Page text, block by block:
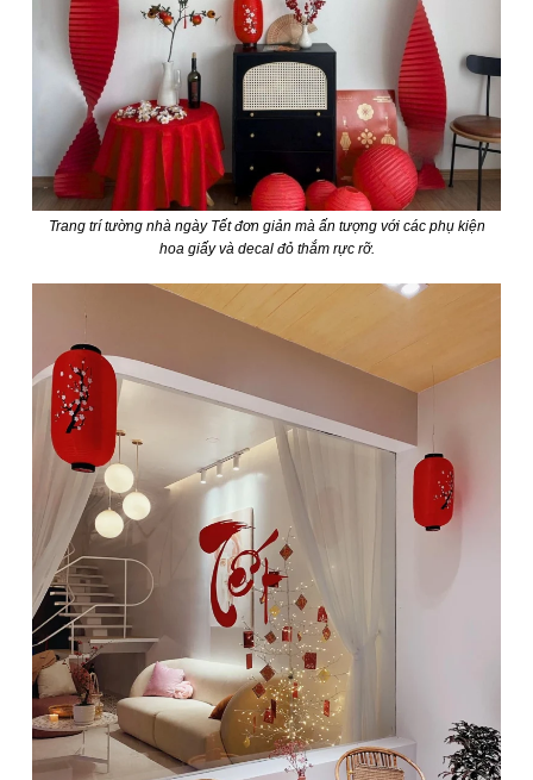
Trang trí tường nhà ngày Tết đơn giản mà ấn tượng với các phụ kiện
hoa giấy và decal đỏ thắm rực rỡ.